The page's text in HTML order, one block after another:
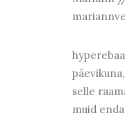
selle
muid